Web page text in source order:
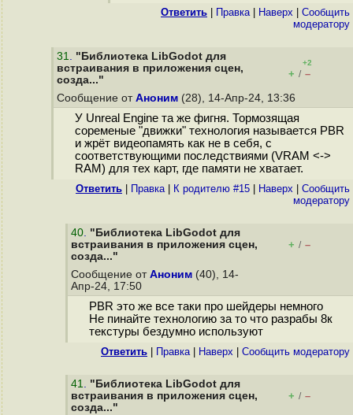
Ответить Правка| Наверх
Cообщить
модератору
31. "Библиотека LibGodot для
встраивания в приложения сцен,
созда..."
+2
+ / –
Сообщение от Аноним (28), 14-Апр-24, 13:36
У Unreal Engine та же фигня. Тормозящая
соременые "движки" технология называется PBR
и жрёт видеопамять как не в себя, с
соответствующими последствиями (VRAM <->
RAM) для тех карт, где памяти не хватает.
Ответить Правка| К родителю #15 Наверх
Cообщить
модератору
40. "Библиотека LibGodot для
встраивания в приложения сцен,
созда..."
+ / –
Сообщение от Аноним (40), 14-
Апр-24, 17:50
PBR это же все таки про шейдеры немного
Не пинайте технологию за то что разрабы 8к
текстуры бездумно используют
Ответить Правка| Наверх Cообщить модератору
41. "Библиотека LibGodot для
встраивания в приложения сцен,
созда..."
+ / –